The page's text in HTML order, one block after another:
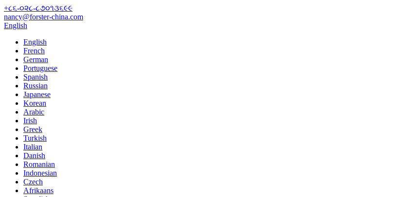
+૮૬-૦૨૮-૮૭૦૧૩૬૯૯
nancy@forster-china.com
English
English
French
German
Portuguese
Spanish
Russian
Japanese
Korean
Arabic
Irish
Greek
Turkish
Italian
Danish
Romanian
Indonesian
Czech
Afrikaans